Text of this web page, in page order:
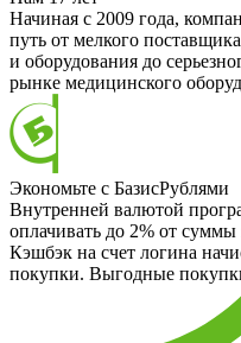
Начиная с 2009 года,
путь от мелкого
и оборудования до
рынке медицинского
Экономьте с БазисРублями
Внутренней валютой
оплачивать до 2% от суммы
Кэшбэк на счет логина
покупки. Выгодные